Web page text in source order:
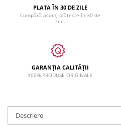
PLATA ÎN 30 DE ZILE
Cumpără acum, plătește în 30 de
zile.
GARANȚIA CALITĂȚII
100% PRODUSE ORIGINALE
Descriere